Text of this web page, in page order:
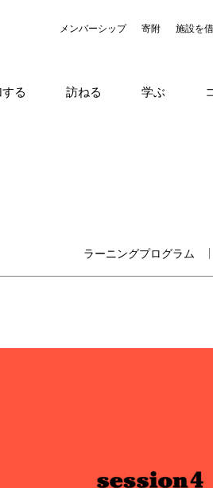
メンバーシップ 寄附 施設を
る 訪ねる 学ぶ
ラーニングプログラム